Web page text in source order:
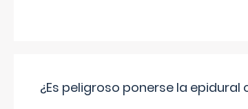
¿Es peligroso ponerse la